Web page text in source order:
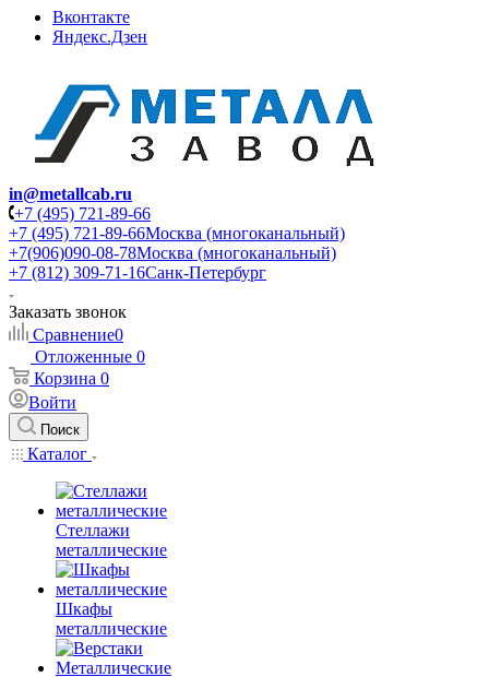
Вконтакте
Яндекс.Дзен
in@metallcab.ru
+7 (495) 721-89-66
+7 (495) 721-89-66Москва (многоканальный)
+7(906)090-08-78Москва (многоканальный)
+7 (812) 309-71-16Санк-Петербург
Заказать звонок
Сравнение0
Отложенные 0
Корзина 0
Войти
Поиск
Каталог
Стеллажи
металлические
Шкафы
металлические